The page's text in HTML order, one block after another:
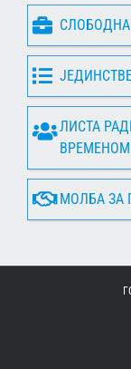
ЛИСТА
ВРЕМЕНОМ
МОЛБА ЗА